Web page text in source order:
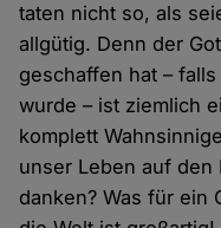
taten nicht so, als
allgütig. Denn der
geschaffen hat –
wurde – ist ziemlich
komplett
unser Leben auf den
danken? Was für ein